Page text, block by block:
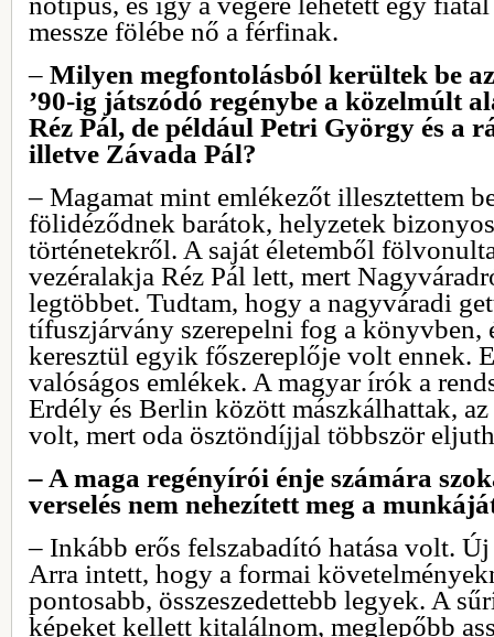
messze fölébe nő a férfinak.
– Milyen megfontolásból kerültek be
’90-ig játszódó regénybe a közelmúlt
Réz Pál, de például Petri György és a
illetve Závada Pál?
– Magamat mint emlékezőt illesztettem
fölidéződnek barátok, helyzetek
történetekről. A saját életemből
vezéralakja Réz Pál lett, mert
legtöbbet. Tudtam, hogy a nagyváradi
tífuszjárvány szerepelni fog a könyvben,
keresztül egyik főszereplője volt ennek.
valóságos emlékek. A magyar írók a
Erdély és Berlin között mászkálhattak,
volt, mert oda ösztöndíjjal többször
– A maga regényírói énje számára
verselés nem nehezített meg a
– Inkább erős felszabadító hatása volt.
Arra intett, hogy a formai
pontosabb, összeszedettebb legyek. A
képeket kellett kitalálnom, meglepőbb